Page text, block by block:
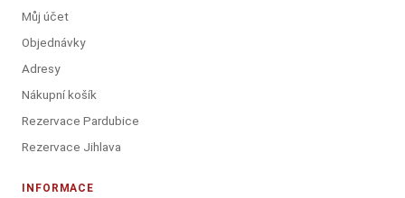
Můj účet
Objednávky
Adresy
Nákupní košík
Rezervace Pardubice
Rezervace Jihlava
INFORMACE